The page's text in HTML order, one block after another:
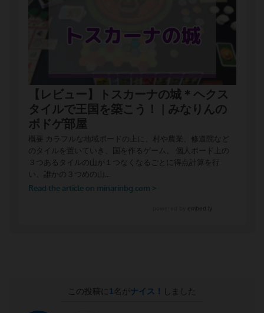
この投稿に 1 名がナイス！ しました